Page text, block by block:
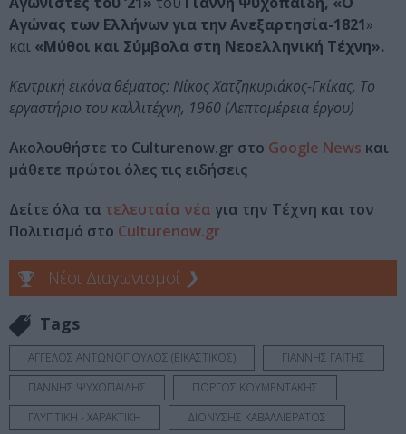
Αγώνας των Ελλήνων για την Ανεξαρτησία-1821»
και «Μύθοι και Σύμβολα στη Νεοελληνική Τέχνη».
Κεντρική εικόνα θέματος: Νίκος Χατζηκυριάκος-Γκίκας, Το
εργαστήριο του καλλιτέχνη, 1960 (Λεπτομέρεια έργου)
Ακολουθήστε το Culturenow.gr στο Google News και
μάθετε πρώτοι όλες τις ειδήσεις
Δείτε όλα τα τελευταία νέα για την Τέχνη και τον
Πολιτισμό στο Culturenow.gr
Νέοι Διαγωνισμοί ❯
Tags
ΑΓΓΕΛΟΣ ΑΝΤΩΝΟΠΟΥΛΟΣ (ΕΙΚΑΣΤΙΚΟΣ)
ΓΙΑΝΝΗΣ ΓΑΪ́ΤΗΣ
ΓΙΑΝΝΗΣ ΨΥΧΟΠΑΙΔΗΣ
ΓΙΩΡΓΟΣ ΚΟΥΜΕΝΤΑΚΗΣ
ΓΛΥΠΤΙΚΗ - ΧΑΡΑΚΤΙΚΗ
ΔΙΟΝΥΣΗΣ ΚΑΒΑΛΛΙΕΡΑΤΟΣ